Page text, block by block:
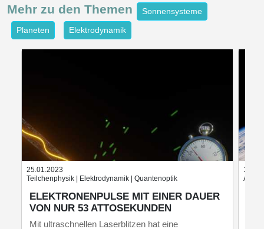
Mehr zu den Themen
Sonnensysteme
Planeten
Elektrodynamik
25.01.2023
Teilchenphysik | Elektrodynamik | Quantenoptik
ELEKTRONENPULSE MIT EINER DAUER
VON NUR 53 ATTOSEKUNDEN
Mit ultraschnellen Laserblitzen hat eine